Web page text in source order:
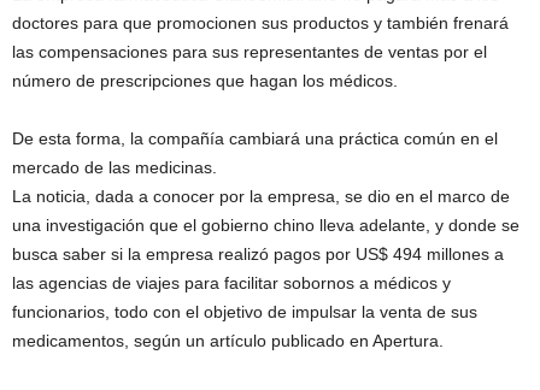
doctores para que promocionen sus productos y también frenará
las compensaciones para sus representantes de ventas por el
número de prescripciones que hagan los médicos.
De esta forma, la compañía cambiará una práctica común en el
mercado de las medicinas.
La noticia, dada a conocer por la empresa, se dio en el marco de
una investigación que el gobierno chino lleva adelante, y donde se
busca saber si la empresa realizó pagos por US$ 494 millones a
las agencias de viajes para facilitar sobornos a médicos y
funcionarios, todo con el objetivo de impulsar la venta de sus
medicamentos, según un artículo publicado en Apertura.